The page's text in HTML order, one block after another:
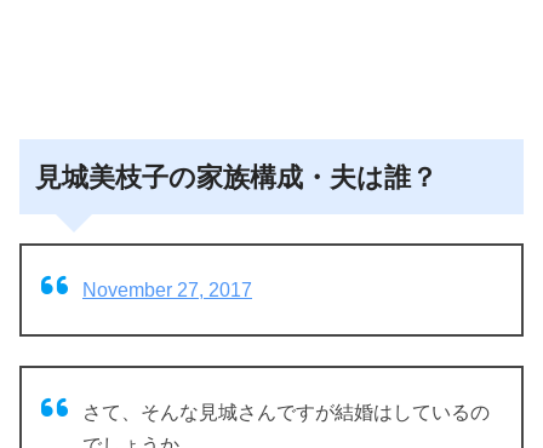
見城美枝子の家族構成・夫は誰？
November 27, 2017
さて、そんな見城さんですが結婚はしているの